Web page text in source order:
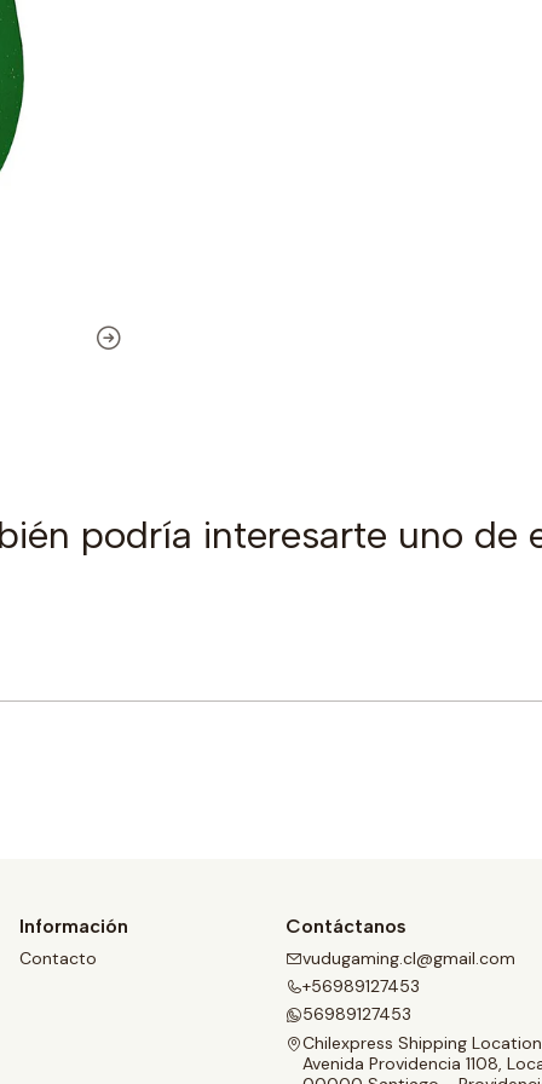
podría interesarte uno de
Información
Contacto
Contáctanos
vudugaming.cl@gmail.com
+56989127453
56989127453
Chilexpress Shipping Location
Avenida Providencia 1108,